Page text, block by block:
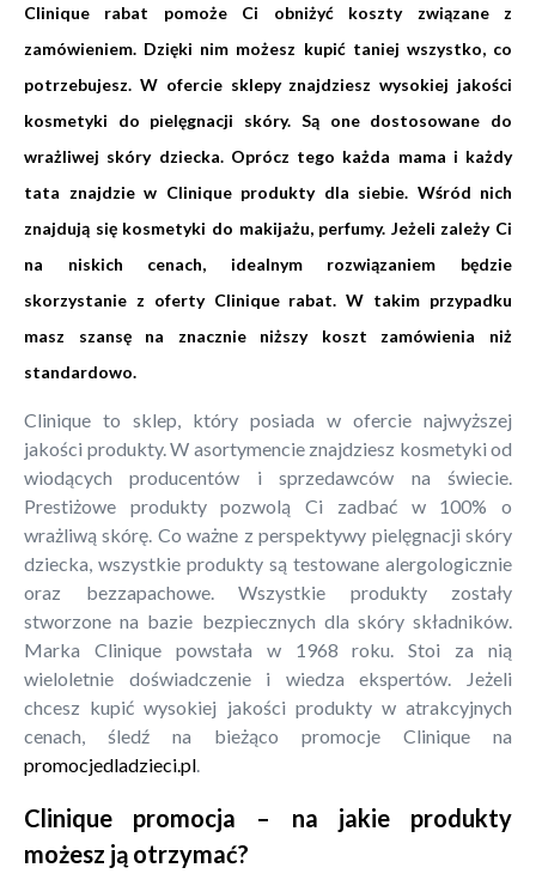
Clinique rabat pomoże Ci obniżyć koszty związane z
zamówieniem. Dzięki nim możesz kupić taniej wszystko, co
potrzebujesz. W ofercie sklepy znajdziesz wysokiej jakości
kosmetyki do pielęgnacji skóry. Są one dostosowane do
wrażliwej skóry dziecka. Oprócz tego każda mama i każdy
tata znajdzie w Clinique produkty dla siebie. Wśród nich
znajdują się kosmetyki do makijażu, perfumy. Jeżeli zależy Ci
na niskich cenach, idealnym rozwiązaniem będzie
skorzystanie z oferty Clinique rabat. W takim przypadku
masz szansę na znacznie niższy koszt zamówienia niż
standardowo.
Clinique to sklep, który posiada w ofercie najwyższej
jakości produkty. W asortymencie znajdziesz kosmetyki od
wiodących producentów i sprzedawców na świecie.
Prestiżowe produkty pozwolą Ci zadbać w 100% o
wrażliwą skórę. Co ważne z perspektywy pielęgnacji skóry
dziecka, wszystkie produkty są testowane alergologicznie
oraz bezzapachowe. Wszystkie produkty zostały
stworzone na bazie bezpiecznych dla skóry składników.
Marka Clinique powstała w 1968 roku. Stoi za nią
wieloletnie doświadczenie i wiedza ekspertów. Jeżeli
chcesz kupić wysokiej jakości produkty w atrakcyjnych
cenach, śledź na bieżąco promocje Clinique na
promocjedladzieci.pl.
Clinique promocja – na jakie produkty
możesz ją otrzymać?